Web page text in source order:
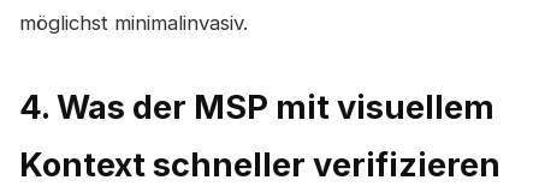
möglichst minimalinvasiv.
4. Was der MSP mit visuellem
Kontext schneller verifizieren